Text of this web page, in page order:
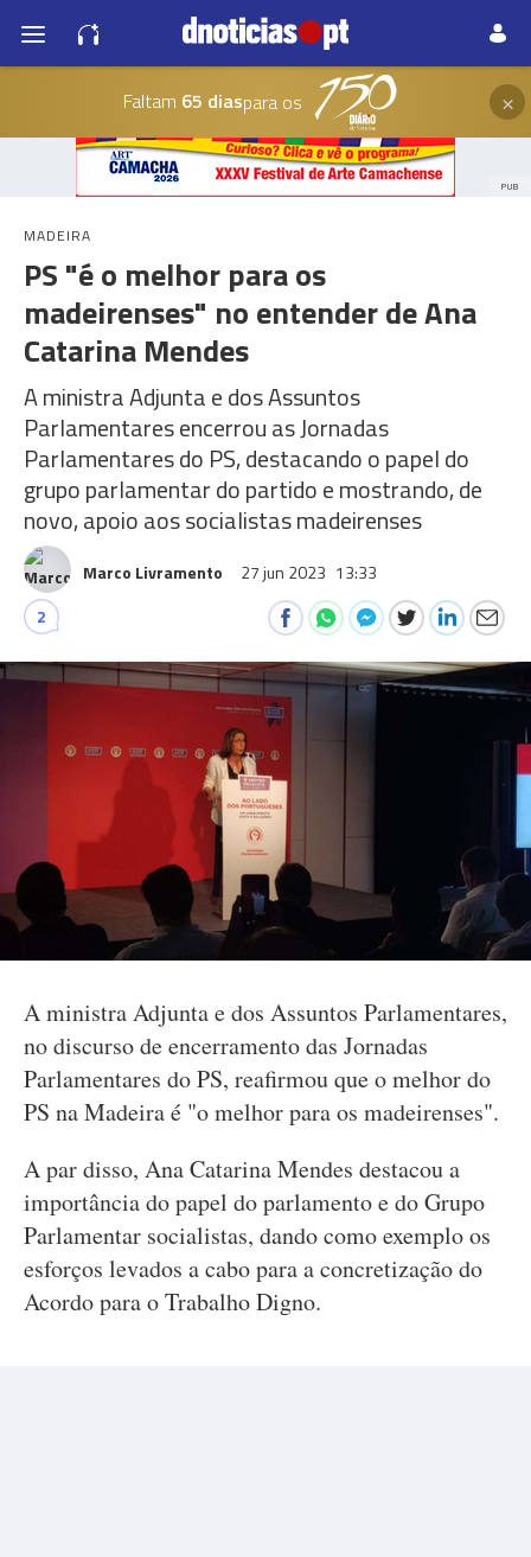
Faltam 65 diaspara os ×
PUB
MADEIRA
PS "é o melhor para os
madeirenses" no entender de Ana
Catarina Mendes
A ministra Adjunta e dos Assuntos
Parlamentares encerrou as Jornadas
Parlamentares do PS, destacando o papel do
grupo parlamentar do partido e mostrando, de
novo, apoio aos socialistas madeirenses
Marco Livramento 27 jun 2023 13:33
2
A ministra Adjunta e dos Assuntos Parlamentares,
no discurso de encerramento das Jornadas
Parlamentares do PS, reafirmou que o melhor do
PS na Madeira é "o melhor para os madeirenses".
A par disso, Ana Catarina Mendes destacou a
importância do papel do parlamento e do Grupo
Parlamentar socialistas, dando como exemplo os
esforços levados a cabo para a concretização do
Acordo para o Trabalho Digno.